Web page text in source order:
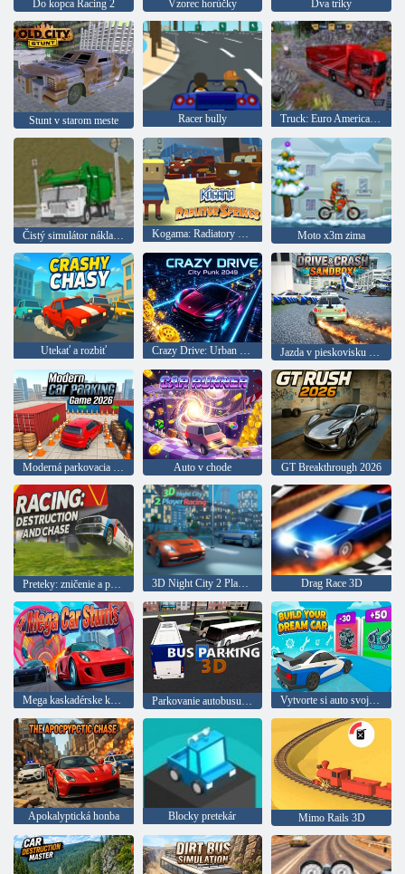
Do kopca Racing 2 Vzorec horúčky Dva triky
Stunt v starom meste Racer bully Truck: Euro American Tour
Čistý simulátor nákladného automobilu na ostrove Moto x3m zima
Utekať a rozbiť Crazy Drive: Urban Punk 2049
Moderná parkovacia hra 2026 Auto v chode GT Breakthrough 2026
Preteky: zničenie a prenasledovanie 3D Night City 2 Player Racing Drag Race 3D
Parkovanie autobusu 3D
Apokalyptická honba Blocky pretekár Mimo Rails 3D